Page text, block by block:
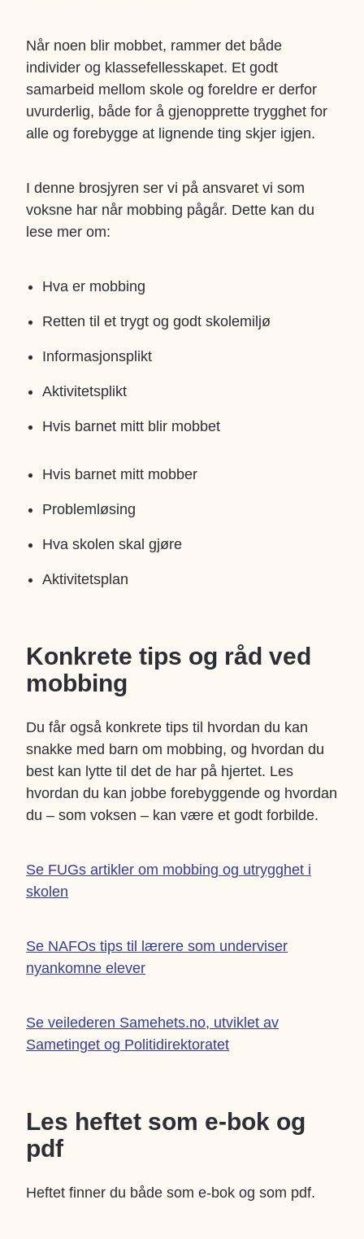
Når noen blir mobbet, rammer det både
individer og klassefellesskapet. Et godt
samarbeid mellom skole og foreldre er derfor
uvurderlig, både for å gjenopprette trygghet for
alle og forebygge at lignende ting skjer igjen.
I denne brosjyren ser vi på ansvaret vi som
voksne har når mobbing pågår. Dette kan du
lese mer om:
Hva er mobbing
Retten til et trygt og godt skolemiljø
Informasjonsplikt
Aktivitetsplikt
Hvis barnet mitt blir mobbet
Hvis barnet mitt mobber
Problemløsing
Hva skolen skal gjøre
Aktivitetsplan
Konkrete tips og råd ved
mobbing
Du får også konkrete tips til hvordan du kan
snakke med barn om mobbing, og hvordan du
best kan lytte til det de har på hjertet. Les
hvordan du kan jobbe forebyggende og hvordan
du – som voksen – kan være et godt forbilde.
Se FUGs artikler om mobbing og utrygghet i
skolen
Se NAFOs tips til lærere som underviser
nyankomne elever
Se veilederen Samehets.no, utviklet av
Sametinget og Politidirektoratet
Les heftet som e-bok og
pdf
Heftet finner du både som e-bok og som pdf.